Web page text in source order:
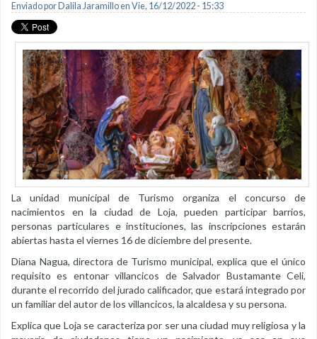
Enviado por Dalila Jaramilloen Vie, 16/12/2022 - 15:33
La unidad municipal de Turismo organiza el concurso de
nacimientos en la ciudad de Loja, pueden participar barrios,
personas particulares e instituciones, las inscripciones estarán
abiertas hasta el viernes 16 de diciembre del presente.
Diana Nagua, directora de Turismo municipal, explica que el único
requisito es entonar villancicos de Salvador Bustamante Celi,
durante el recorrido del jurado calificador, que estará integrado por
un familiar del autor de los villancicos, la alcaldesa y su persona.
Explica que Loja se caracteriza por ser una ciudad muy religiosa y la